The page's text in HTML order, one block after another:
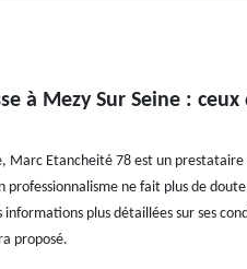
à Mezy Sur Seine :
Marc Etancheité 78 est un
ne fait plus de
plus détaillées sur ses
proposé.